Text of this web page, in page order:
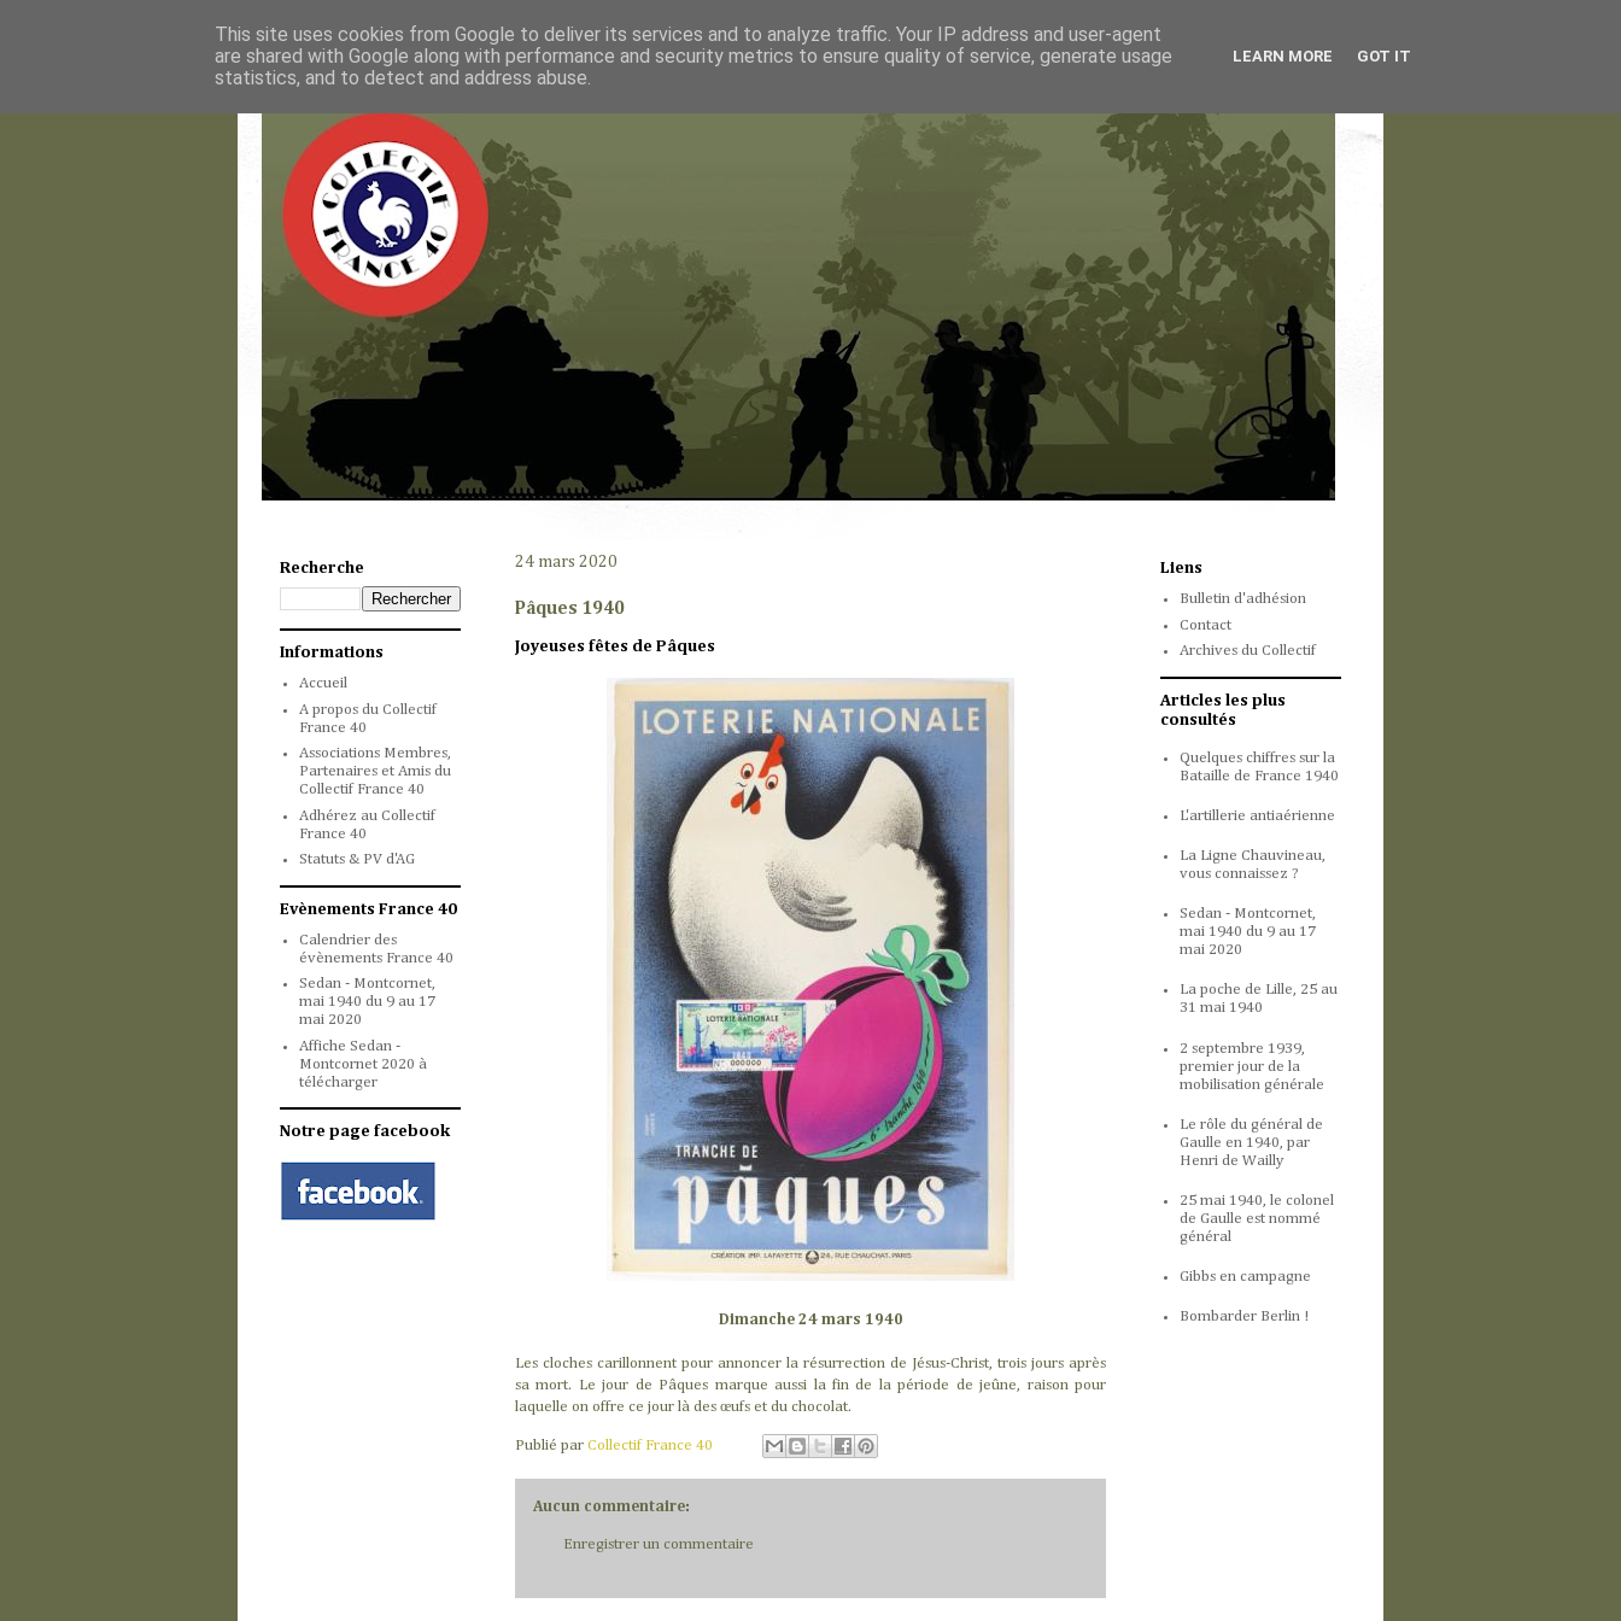
24 mars 2020
Pâques 1940
Joyeuses fêtes de Pâques
Dimanche 24 mars 1940
Les cloches carillonnent pour annoncer la résurrection de Jésus-Christ, trois jours après
sa mort. Le jour de Pâques marque aussi la fin de la période de jeûne, raison pour
laquelle on offre ce jour là des œufs et du chocolat.
Publié par Collectif France 40
Aucun commentaire:
Enregistrer un commentaire
Recherche
Informations
Accueil
A propos du Collectif
France 40
Associations Membres,
Partenaires et Amis du
Collectif France 40
Adhérez au Collectif
France 40
Statuts & PV d'AG
Evènements France 40
Calendrier des
évènements France 40
Sedan - Montcornet,
mai 1940 du 9 au 17
mai 2020
Affiche Sedan -
Montcornet 2020 à
télécharger
Notre page facebook
Liens
Bulletin d'adhésion
Contact
Archives du Collectif
Articles les plus
consultés
Quelques chiffres sur la
Bataille de France 1940
L'artillerie antiaérienne
La Ligne Chauvineau,
vous connaissez ?
Sedan - Montcornet,
mai 1940 du 9 au 17
mai 2020
La poche de Lille, 25 au
31 mai 1940
2 septembre 1939,
premier jour de la
mobilisation générale
Le rôle du général de
Gaulle en 1940, par
Henri de Wailly
25 mai 1940, le colonel
de Gaulle est nommé
général
Gibbs en campagne
Bombarder Berlin !
This site uses cookies from Google to deliver its services and to analyze traffic. Your IP address and user-agent
are shared with Google along with performance and security metrics to ensure quality of service, generate usage
statistics, and to detect and address abuse.
LEARN MORE GOT IT